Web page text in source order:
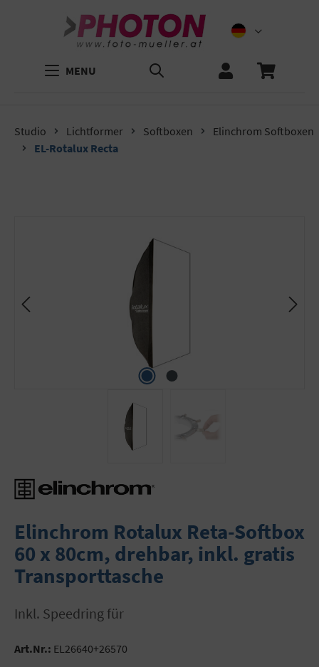
MENU
Studio Lichtformer Softboxen
Elinchrom Softboxen
EL-Rotalux Recta
Elinchrom Rotalux Reta-Softbox
60 x 80cm, drehbar, inkl. gratis
Transporttasche
inkl. Speedring für
Art.Nr.: EL26640+26570